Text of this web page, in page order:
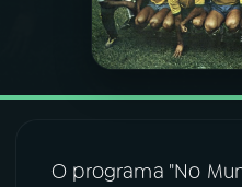
PODCASTS
O programa "No